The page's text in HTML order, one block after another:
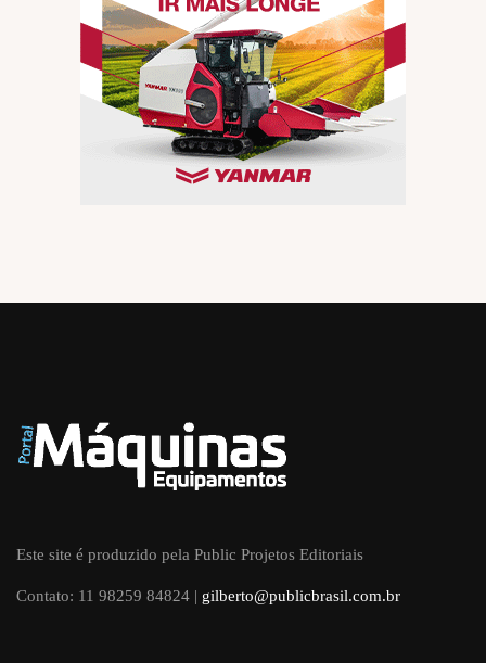
Este site é produzido pela Public Projetos Editoriais
Contato: 11 98259 84824 | gilberto@publicbrasil.com.br